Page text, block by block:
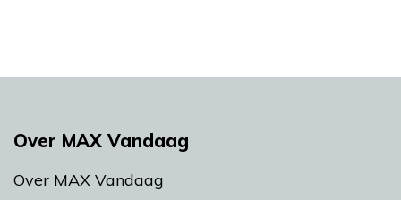
Over MAX Vandaag
Over MAX Vandaag